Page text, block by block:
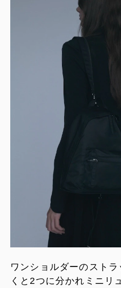
ワンショルダーのスト
くと2つに分かれミニリ